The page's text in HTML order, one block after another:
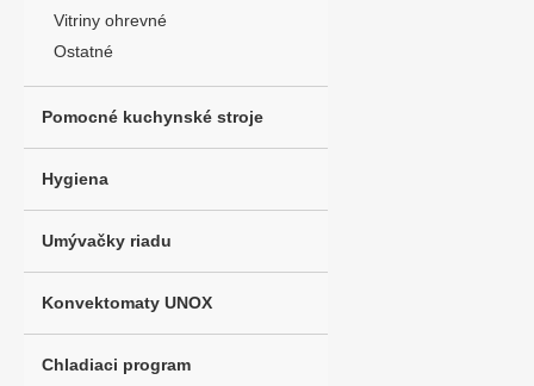
Vitriny ohrevné
Ostatné
Pomocné kuchynské stroje
Hygiena
Umývačky riadu
Konvektomaty UNOX
Chladiaci program